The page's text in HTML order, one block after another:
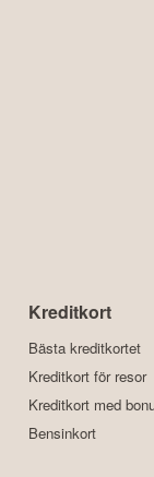
Kreditkort
Bästa kreditkortet
Kreditkort för resor
Kreditkort med
Bensinkort